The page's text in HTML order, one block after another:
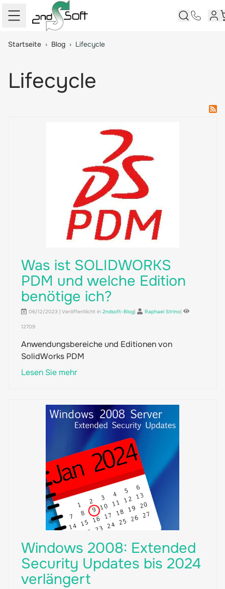
Startseite › Blog › Lifecycle
Lifecycle
Was ist SOLIDWORKS
PDM und welche Edition
benötige ich?
06/12/2023 | Veröffentlicht in 2ndsoft-Blog| Raphael Strino|
12709
Anwendungsbereiche und Editionen von
SolidWorks PDM
Lesen Sie mehr
Windows 2008: Extended
Security Updates bis 2024
verlängert